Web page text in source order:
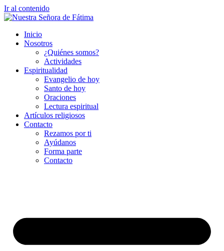
Ir al contenido
Inicio
Nosotros
¿Quiénes somos?
Actividades
Espiritualidad
Evangelio de hoy
Santo de hoy
Oraciones
Lectura espiritual
Artículos religiosos
Contacto
Rezamos por ti
Ayúdanos
Forma parte
Contacto